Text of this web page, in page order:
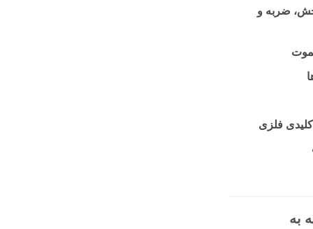
ضربه و
فلزی
به